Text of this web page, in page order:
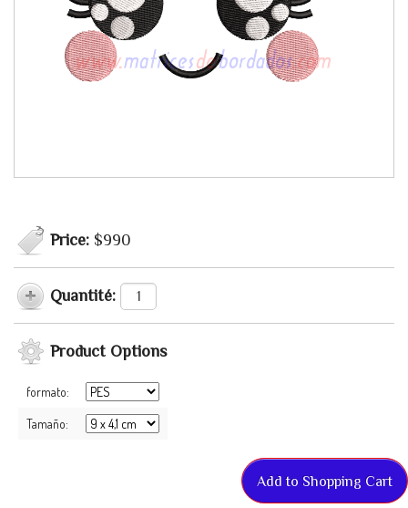
Price: $990
Quantité:
Product Options
formato:
Tamaño: